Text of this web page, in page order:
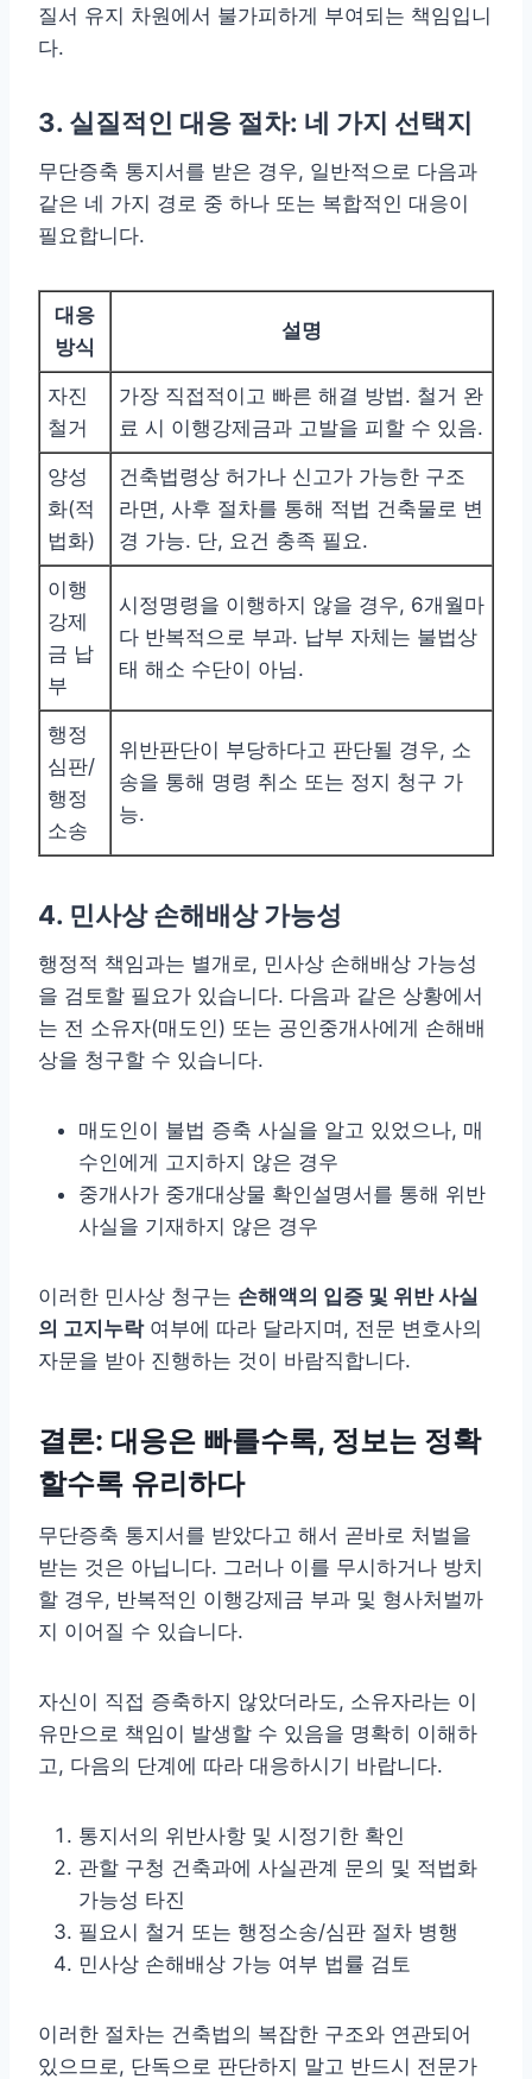
질서 유지 차원에서 불가피하게 부여되는 책임입니
다.
3. 실질적인 대응 절차: 네 가지 선택지
무단증축 통지서를 받은 경우, 일반적으로 다음과
같은 네 가지 경로 중 하나 또는 복합적인 대응이
필요합니다.
대응
방식
설명
자진
철거
가장 직접적이고 빠른 해결 방법. 철거 완
료 시 이행강제금과 고발을 피할 수 있음.
양성
화(적
법화)
건축법령상 허가나 신고가 가능한 구조
라면, 사후 절차를 통해 적법 건축물로 변
경 가능. 단, 요건 충족 필요.
이행
강제
금 납
부
시정명령을 이행하지 않을 경우, 6개월마
다 반복적으로 부과. 납부 자체는 불법상
태 해소 수단이 아님.
행정
심판/
행정
소송
위반판단이 부당하다고 판단될 경우, 소
송을 통해 명령 취소 또는 정지 청구 가
능.
4. 민사상 손해배상 가능성
행정적 책임과는 별개로, 민사상 손해배상 가능성
을 검토할 필요가 있습니다. 다음과 같은 상황에서
는 전 소유자(매도인) 또는 공인중개사에게 손해배
상을 청구할 수 있습니다.
매도인이 불법 증축 사실을 알고 있었으나, 매
수인에게 고지하지 않은 경우
중개사가 중개대상물 확인설명서를 통해 위반
사실을 기재하지 않은 경우
이러한 민사상 청구는 손해액의 입증 및 위반 사실
의 고지누락여부에 따라 달라지며, 전문 변호사의
자문을 받아 진행하는 것이 바람직합니다.
결론: 대응은 빠를수록, 정보는 정확
할수록 유리하다
무단증축 통지서를 받았다고 해서 곧바로 처벌을
받는 것은 아닙니다. 그러나 이를 무시하거나 방치
할 경우, 반복적인 이행강제금 부과 및 형사처벌까
지 이어질 수 있습니다.
자신이 직접 증축하지 않았더라도, 소유자라는 이
유만으로 책임이 발생할 수 있음을 명확히 이해하
고, 다음의 단계에 따라 대응하시기 바랍니다.
통지서의 위반사항 및 시정기한 확인
관할 구청 건축과에 사실관계 문의 및 적법화
가능성 타진
필요시 철거 또는 행정소송/심판 절차 병행
민사상 손해배상 가능 여부 법률 검토
이러한 절차는 건축법의 복잡한 구조와 연관되어
있으므로, 단독으로 판단하지 말고 반드시 전문가